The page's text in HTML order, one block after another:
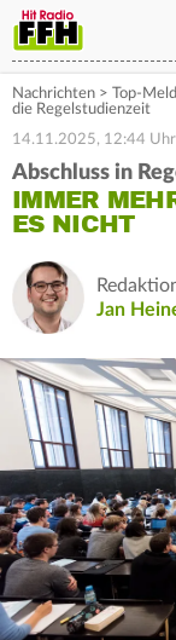
Nachrichten > Top-
die Regelstudienzeit
14.11.2025, 12:44 Uhr
Abschluss in
IMMER
ES NICHT
Jan